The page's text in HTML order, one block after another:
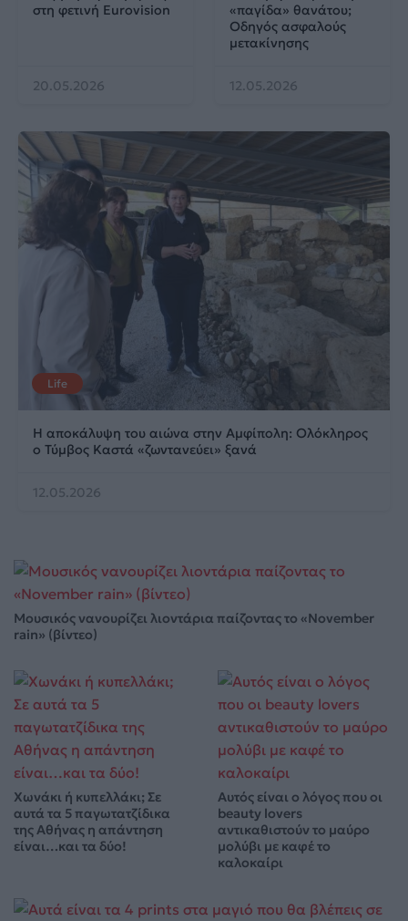
στη φετινή Eurovision
20.05.2026
«παγίδα» θανάτου;
Οδηγός ασφαλούς
μετακίνησης
12.05.2026
Life
Η αποκάλυψη του αιώνα στην Αμφίπολη: Ολόκληρος
ο Τύμβος Καστά «ζωντανεύει» ξανά
12.05.2026
Μουσικός νανουρίζει λιοντάρια παίζοντας το «November
rain» (βίντεο)
Χωνάκι ή κυπελλάκι; Σε
αυτά τα 5 παγωτατζίδικα
της Αθήνας η απάντηση
είναι…και τα δύο!
Αυτός είναι ο λόγος που οι
beauty lovers
αντικαθιστούν το μαύρο
μολύβι με καφέ το
καλοκαίρι